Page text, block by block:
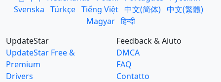
Svenska Türkçe Tiếng Việt 中文(简体) 中文(繁體)
Magyar हिन्दी
UpdateStar
UpdateStar Free &
Premium
Drivers
Feedback & Aiuto
DMCA
FAQ
Contatto